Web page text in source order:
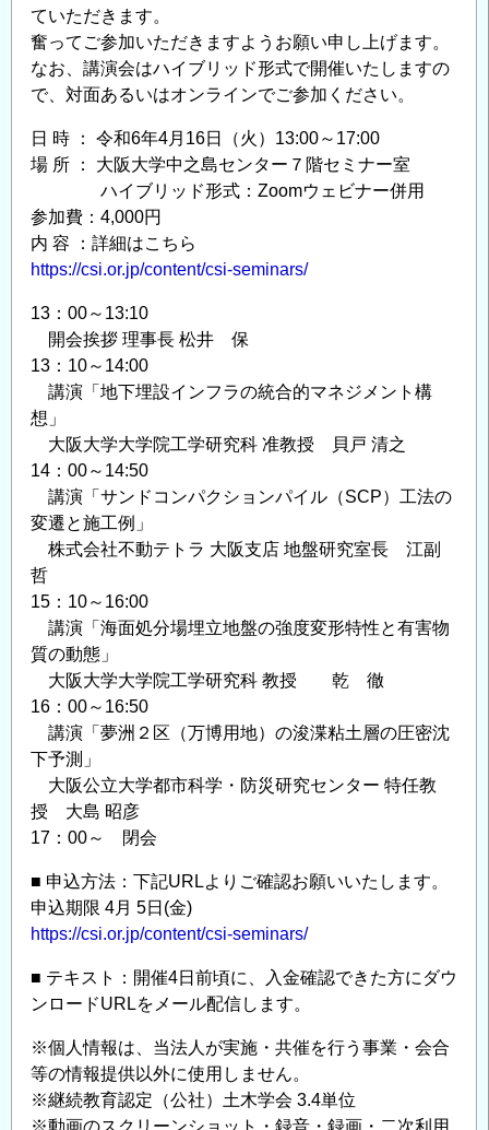
ていただきます。
奮ってご参加いただきますようお願い申し上げます。
なお、講演会はハイブリッド形式で開催いたしますの
で、対面あるいはオンラインでご参加ください。
日 時 ： 令和6年4月16日（火）13:00～17:00
場 所 ： 大阪大学中之島センター７階セミナー室
ハイブリッド形式：Zoomウェビナー併用
参加費：4,000円
内 容 ：詳細はこちら
https://csi.or.jp/content/csi-seminars/
13：00～13:10
開会挨拶 理事長 松井 保
13：10～14:00
講演「地下埋設インフラの統合的マネジメント構
想」
大阪大学大学院工学研究科 准教授 貝戸 清之
14：00～14:50
講演「サンドコンパクションパイル（SCP）工法の
変遷と施工例」
株式会社不動テトラ 大阪支店 地盤研究室長 江副
哲
15：10～16:00
講演「海面処分場埋立地盤の強度変形特性と有害物
質の動態」
大阪大学大学院工学研究科 教授 乾 徹
16：00～16:50
講演「夢洲２区（万博用地）の浚渫粘土層の圧密沈
下予測」
大阪公立大学都市科学・防災研究センター 特任教
授 大島 昭彦
17：00～ 閉会
■ 申込方法：下記URLよりご確認お願いいたします。
申込期限 4月 5日(金)
https://csi.or.jp/content/csi-seminars/
■ テキスト：開催4日前頃に、入金確認できた方にダウ
ンロードURLをメール配信します。
※個人情報は、当法人が実施・共催を行う事業・会合
等の情報提供以外に使用しません。
※継続教育認定（公社）土木学会 3.4単位
※動画のスクリーンショット・録音・録画・二次利用